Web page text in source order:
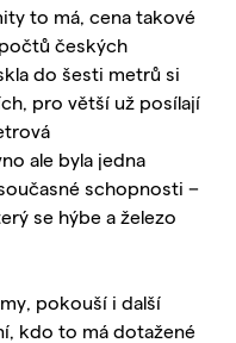
to má, cena takové
českých
do šesti metrů si
pro větší už posílají
ale byla jedna
schopnosti −
se hýbe a železo
pokouší i další
kdo to má dotažené